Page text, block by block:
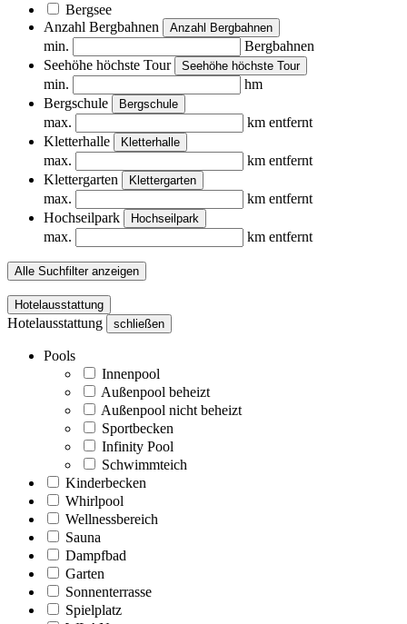
Bergsee
Anzahl Bergbahnen
Anzahl Bergbahnen
min.
Bergbahnen
Seehöhe höchste Tour
Seehöhe höchste Tour
min.
hm
Bergschule
Bergschule
max.
km entfernt
Kletterhalle
Kletterhalle
max.
km entfernt
Klettergarten
Klettergarten
max.
km entfernt
Hochseilpark
Hochseilpark
max. km entfernt
Alle Suchfilter anzeigen
Hotelausstattung
Hotelausstattung schließen
Pools
Innenpool
Außenpool beheizt
Außenpool nicht beheizt
Sportbecken
Infinity Pool
Schwimmteich
Kinderbecken
Whirlpool
Wellnessbereich
Sauna
Dampfbad
Garten
Sonnenterrasse
Spielplatz